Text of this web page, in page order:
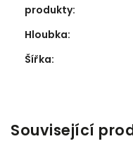
produkty:
Hloubka:
Šířka:
Související